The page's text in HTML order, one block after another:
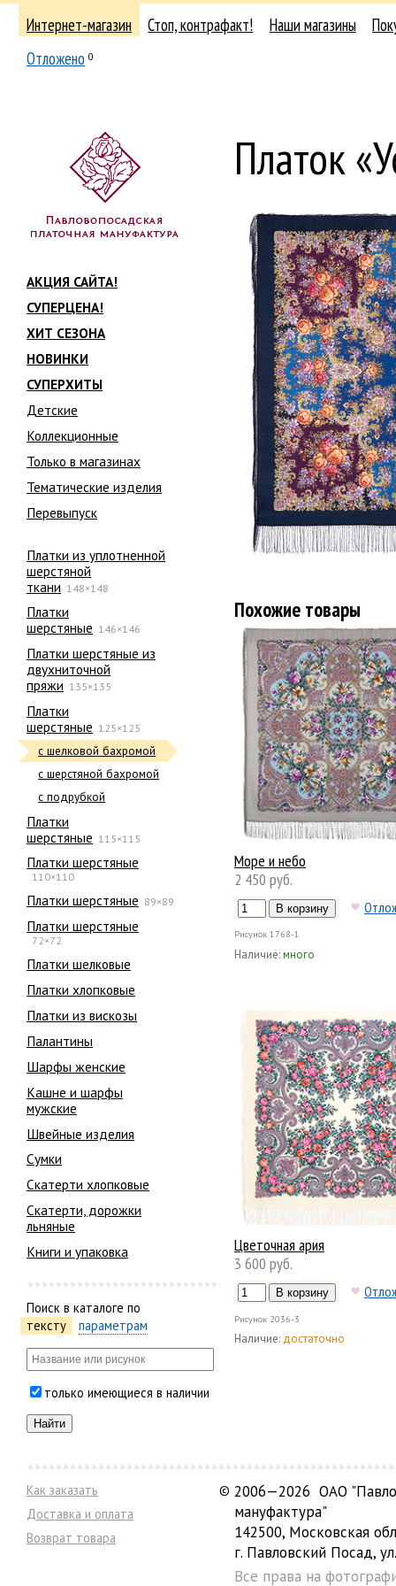
Интернет-магазин Стоп, контрафакт! Наши магазины
Отложено 0
АКЦИЯ САЙТА!
СУПЕРЦЕНА!
ХИТ СЕЗОНА
НОВИНКИ
СУПЕРХИТЫ
Детские
Коллекционные
Только в магазинах
Тематические изделия
Перевыпуск
Платки из уплотненной
шерстяной
ткани 148×148
Платки
шерстяные 146×146
Платки шерстяные из
двухниточной
пряжи 135×135
Платки
шерстяные 125×125
с шелковой бахромой
с шерстяной бахромой
с подрубкой
Платки
шерстяные 115×115
Платки шерстяные
110×110
Платки шерстяные 89×89
Платки шерстяные
72×72
Платки шелковые
Платки хлопковые
Платки из вискозы
Палантины
Шарфы женские
Кашне и шарфы
мужские
Швейные изделия
Сумки
Скатерти хлопковые
Скатерти, дорожки
льняные
Книги и упаковка
Поиск в каталоге по
тексту
параметрам
только имеющиеся в наличии
Платок
Похожие товары
Море и небо
2 450 руб.
Рисунок 1768-1
Наличие:много
Цветочная ария
3 600 руб.
Рисунок 2036-3
Наличие: достаточно
Как заказать
Доставка и оплата
Возврат товара
© 2006—2026 ОАО
мануфактура"
142500, Московская
г. Павловский Посад,
Все права на